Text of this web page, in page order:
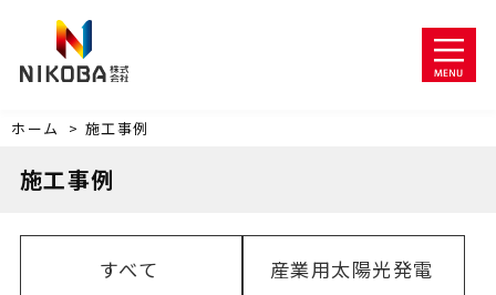
ホーム > 施工事例
施工事例
すべて 産業用太陽光発電